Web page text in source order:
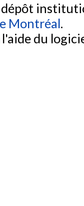
Montréal.
du